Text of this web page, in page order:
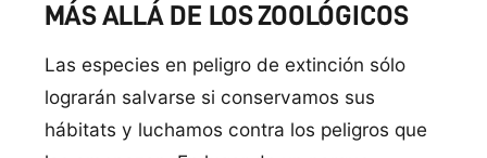
MÁS ALLÁ DE LOS ZOOLÓGICOS
Las especies en peligro de extinción sólo
lograrán salvarse si conservamos sus
hábitats y luchamos contra los peligros que